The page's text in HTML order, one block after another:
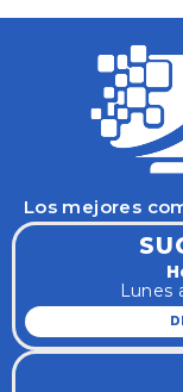
Los mejores
Lunes